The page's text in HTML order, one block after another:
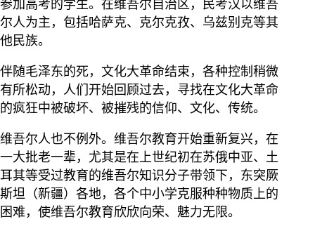
参加高考的学生。在维吾尔自治区，民考汉以维吾
尔人为主，包括哈萨克、克尔克孜、乌兹别克等其
他民族。
伴随毛泽东的死，文化大革命结束，各种控制稍微
有所松动，人们开始回顾过去，寻找在文化大革命
的疯狂中被破坏、被摧残的信仰、文化、传统。
维吾尔人也不例外。维吾尔教育开始重新复兴，在
一大批老一辈，尤其是在上世纪初在苏俄中亚、土
耳其等受过教育的维吾尔知识分子带领下，东突厥
斯坦（新疆）各地，各个中小学克服种种物质上的
困难，使维吾尔教育欣欣向荣、魅力无限。